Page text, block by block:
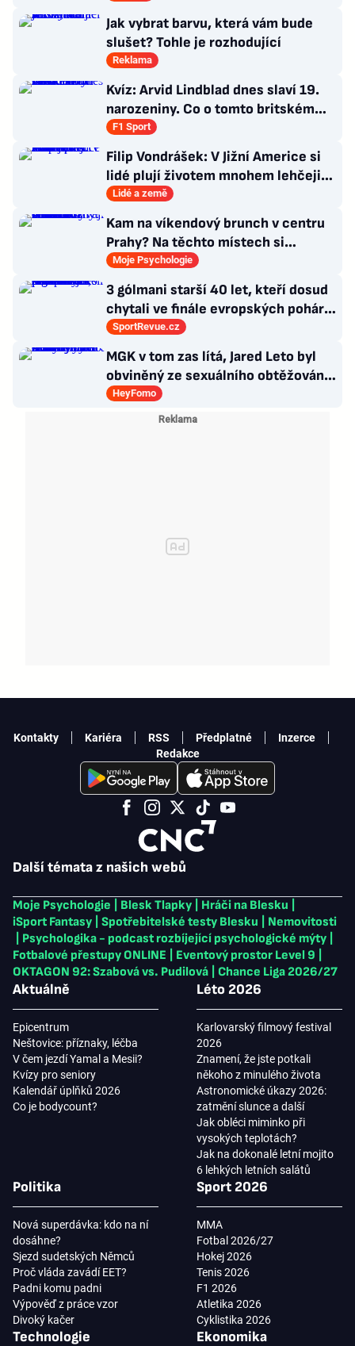
Jak vybrat barvu, která vám bude
slušet? Tohle je rozhodující
Reklama
Kvíz: Arvid Lindblad dnes slaví 19.
narozeniny. Co o tomto britském
závodníkovi víte?
F1 Sport
Filip Vondrášek: V Jižní Americe si
lidé plují životem mnohem lehčeji,
věci tolik neřeší
Lidé a země
Kam na víkendový brunch v centru
Prahy? Na těchto místech si
dlouhou snídani užívají i místní
Moje Psychologie
3 gólmani starší 40 let, kteří dosud
chytali ve finále evropských pohárů.
Všichni odešli ze hřiště jako
SportRevue.cz
MGK v tom zas lítá, Jared Leto byl
obviněný ze sexuálního obtěžování
a zemřely Bonnie Tyler a Mary
HeyFomo
Další témata z našich webů
Moje Psychologie Blesk Tlapky Hráči na Blesku
iSport Fantasy
Spotřebitelské testy Blesku
Nemovitosti
Psychologika - podcast rozbíjející psychologické mýty
Fotbalové přestupy ONLINE
Eventový prostor Level 9
OKTAGON 92: Szabová vs. Pudilová
Chance Liga 2026/27
Aktuálně
Epicentrum
Neštovice: příznaky, léčba
V čem jezdí Yamal a Mesii?
Kvízy pro seniory
Kalendář úplňků 2026
Co je bodycount?
Léto 2026
Karlovarský filmový festival
2026
Znamení, že jste potkali
někoho z minulého života
Astronomické úkazy 2026:
zatmění slunce a další
Jak obléci miminko při
vysokých teplotách?
Jak na dokonalé letní mojito
6 lehkých letních salátů
Politika
Nová superdávka: kdo na ní
dosáhne?
Sjezd sudetských Němců
Proč vláda zavádí EET?
Padni komu padni
Výpověď z práce vzor
Divoký kačer
Sport 2026
MMA
Fotbal 2026/27
Hokej 2026
Tenis 2026
F1 2026
Atletika 2026
Cyklistika 2026
Technologie Ekonomika
Kontakty Kariéra RSS Předplatné
Inzerce
Redakce